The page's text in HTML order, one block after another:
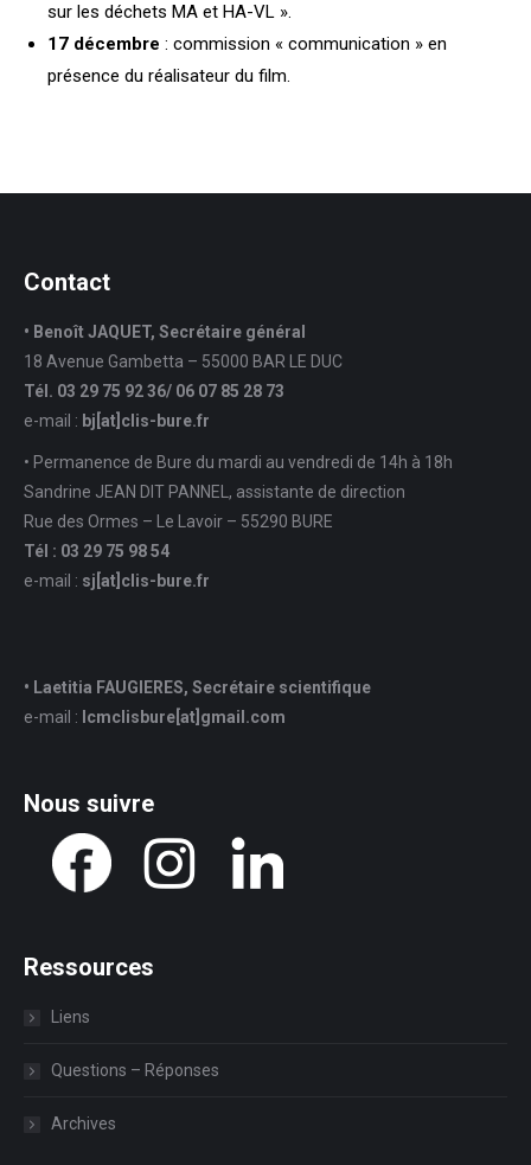
sur les déchets MA et HA-VL ».
17 décembre : commission « communication » en
présence du réalisateur du film.
Contact
• Benoît JAQUET, Secrétaire général
18 Avenue Gambetta – 55000 BAR LE DUC
Tél. 03 29 75 92 36/ 06 07 85 28 73
e-mail : bj[at]clis-bure.fr
• Permanence de Bure du mardi au vendredi de 14h à 18h
Sandrine JEAN DIT PANNEL, assistante de direction
Rue des Ormes – Le Lavoir – 55290 BURE
Tél : 03 29 75 98 54
e-mail : sj [at] clis-bure.fr
• Laetitia FAUGIERES, Secrétaire scientifique
e-mail : lcmclisbure[at]gmail.com
Nous suivre
Ressources
Liens
Questions – Réponses
Archives